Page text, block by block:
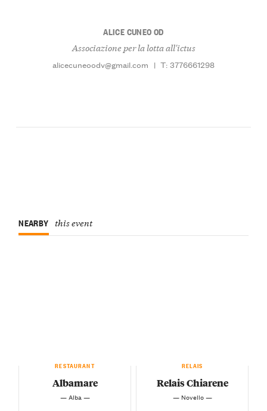
ALICE CUNEO OD
Associazione per la lotta all'ictus
alicecuneoodv@gmail.com | T: 3776661298
NEARBY this event
RESTAURANT
Albamare
— Alba —
RELAIS
Relais Chiarene
— Novello —